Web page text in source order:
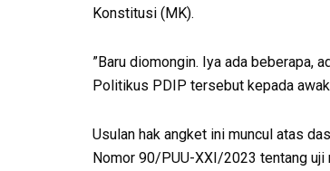
Konstitusi (MK).
​”Baru diomongin. Iya ada beberapa,
Politikus PDIP tersebut kepada
Usulan hak angket ini muncul atas
Nomor 90/PUU-XXI/2023 tentang uji